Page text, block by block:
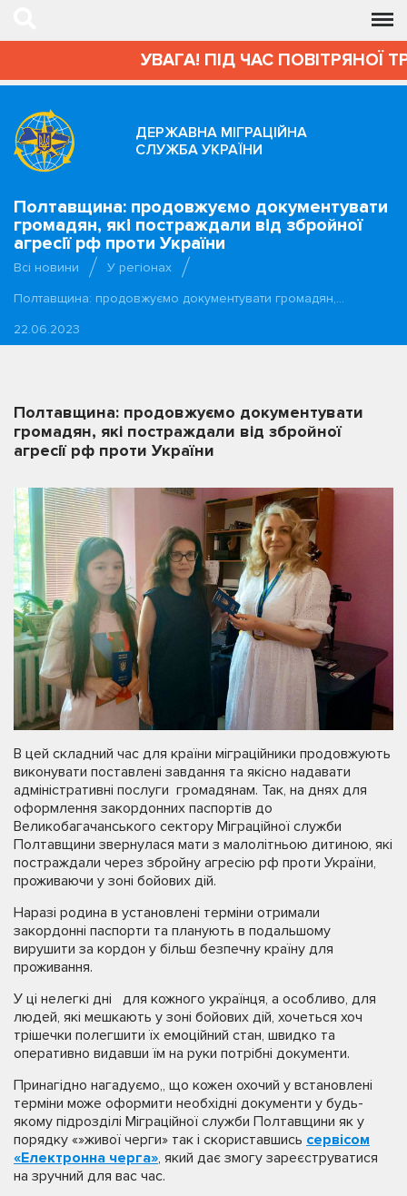
УВАГА! ПІД ЧАС ПОВІТРЯНОЇ
ДЕРЖАВНА МІГРАЦІЙНА
СЛУЖБА УКРАЇНИ
Полтавщина: продовжуємо документувати
громадян, які постраждали від збройної
агресії рф проти України
Всі новини
У регіонах
Полтавщина: продовжуємо документувати громадян,…
22.06.2023
Полтавщина: продовжуємо документувати
громадян, які постраждали від збройної
агресії рф проти України
В цей складний час для країни міграційники продовжують
виконувати поставлені завдання та якісно надавати
адміністративні послуги громадянам. Так, на днях для
оформлення закордонних паспортів до
Великобагачанського сектору Міграційної служби
Полтавщини звернулася мати з малолітньою дитиною, які
постраждали через збройну агресію рф проти України,
проживаючи у зоні бойових дій.
Наразі родина в установлені терміни отримали
закордонні паспорти та планують в подальшому
вирушити за кордон у більш безпечну країну для
проживання.
У ці нелегкі дні для кожного українця, а особливо, для
людей, які мешкають у зоні бойових дій, хочеться хоч
трішечки полегшити їх емоційний стан, швидко та
оперативно видавши їм на руки потрібні документи.
Принагідно нагадуємо,, що кожен охочий у встановлені
терміни може оформити необхідні документи у будь-
якому підрозділі Міграційної служби Полтавщини як у
порядку «»живої черги» так і скориставшись сервісом
«Електронна черга», який дає змогу зареєструватися
на зручний для вас час.